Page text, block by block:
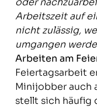
Arbeitszeit auf
nicht zulässig,
umgangen
Arbeiten am
Feiertagsarbeit
Minijobber auch
stellt sich häufig